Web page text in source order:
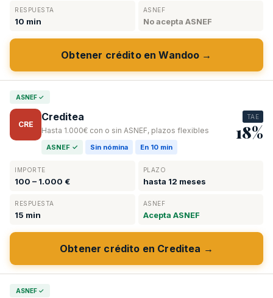
RESPUESTA
10 min
ASNEF
No acepta ASNEF
Obtener crédito en Wandoo →
ASNEF ✓
CRE
Creditea
Hasta 1.000€ con o sin ASNEF, plazos flexibles
ASNEF ✓ Sin nómina En 10 min
TAE
18%
IMPORTE
100 – 1.000 €
PLAZO
hasta 12 meses
RESPUESTA
15 min
ASNEF
Acepta ASNEF
Obtener crédito en Creditea →
ASNEF ✓